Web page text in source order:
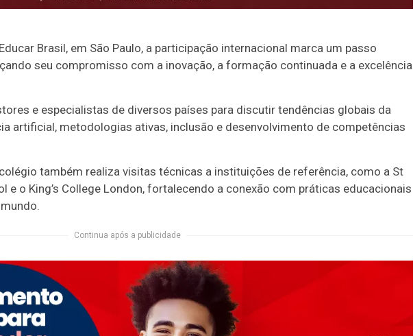
Brasil, em São Paulo, a participação internacional marca um passo
seu compromisso com a inovação, a formação continuada e a excelência
e especialistas de diversos países para discutir tendências globais da
artificial, metodologias ativas, inclusão e desenvolvimento de competências
também realiza visitas técnicas a instituições de referência, como a St
e o King’s College London, fortalecendo a conexão com práticas educacionais
Continua após a publicidade